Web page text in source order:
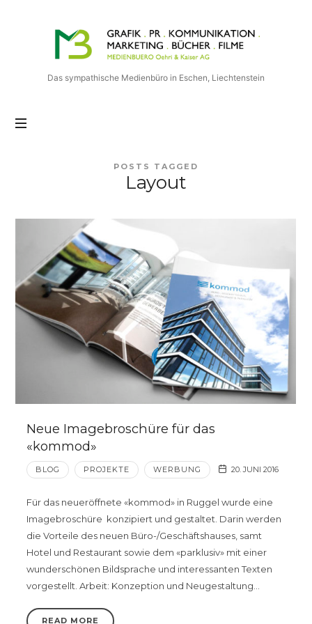
Medienbuero
Oehri
&
Kaiser
AG
Das sympathische Medienbüro in Eschen, Liechtenstein
POSTS TAGGED
Layout
Neue Imagebroschüre für das
«kommod»
BLOG PROJEKTE WERBUNG 20. JUNI 2016
Für das neueröffnete «kommod» in Ruggel wurde eine
Imagebroschüre konzipiert und gestaltet. Darin werden
die Vorteile des neuen Büro-/Geschäftshauses, samt
Hotel und Restaurant sowie dem «parklusiv» mit einer
wunderschönen Bildsprache und interessanten Texten
vorgestellt. Arbeit: Konzeption und Neugestaltung…
READ MORE